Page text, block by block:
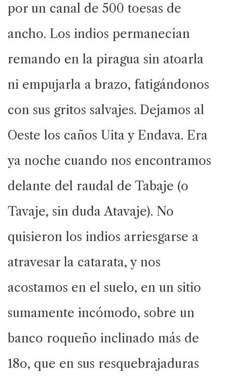
por un canal de 500 toesas de
ancho. Los indios permanecían
remando en la piragua sin atoarla
ni empujarla a brazo, fatigándonos
con sus gritos salvajes. Dejamos al
Oeste los caños Uita y Endava. Era
ya noche cuando nos encontramos
delante del raudal de Tabaje (o
Tavaje, sin duda Atavaje). No
quisieron los indios arriesgarse a
atravesar la catarata, y nos
acostamos en el suelo, en un sitio
sumamente incómodo, sobre un
banco roqueño inclinado más de
18o, que en sus resquebrajaduras